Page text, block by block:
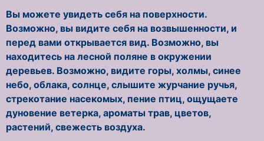
Вы можете увидеть себя на поверхности.
Возможно, вы видите себя на возвышенности, и
перед вами открывается вид. Возможно, вы
находитесь на лесной поляне в окружении
деревьев. Возможно, видите горы, холмы, синее
небо, облака, солнце, слышите журчание ручья,
стрекотание насекомых, пение птиц, ощущаете
дуновение ветерка, ароматы трав, цветов,
растений, свежесть воздуха.